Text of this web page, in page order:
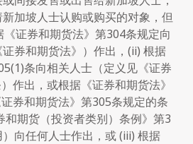
加坡人士认购或购买的对象，但
证券和期货法》第304条规定向
券和期货法》）作出，(ii) 根据
条向相关人士（定义见《证券
作出，或根据《证券和期货法》
券和期货法》第305条规定的条
期货（投资者类别）条例》第3
向任何人士作出，或 (iii) 根据